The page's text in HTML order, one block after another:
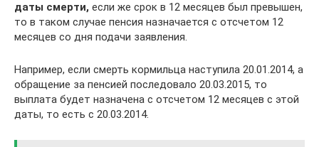
даты смерти, если же срок в 12 месяцев был превышен,
то в таком случае пенсия назначается с отсчетом 12
месяцев со дня подачи заявления.
Например, если смерть кормильца наступила 20.01.2014, а
обращение за пенсией последовало 20.03.2015, то
выплата будет назначена с отсчетом 12 месяцев с этой
даты, то есть с 20.03.2014.